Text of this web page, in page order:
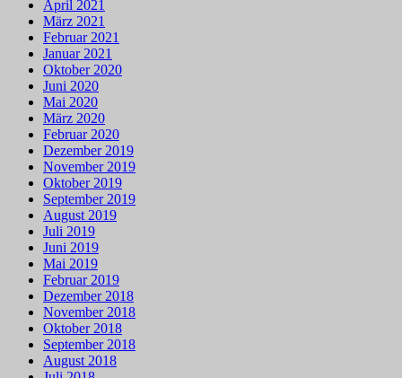
April 2021
März 2021
Februar 2021
Januar 2021
Oktober 2020
Juni 2020
Mai 2020
März 2020
Februar 2020
Dezember 2019
November 2019
Oktober 2019
September 2019
August 2019
Juli 2019
Juni 2019
Mai 2019
Februar 2019
Dezember 2018
November 2018
Oktober 2018
September 2018
August 2018